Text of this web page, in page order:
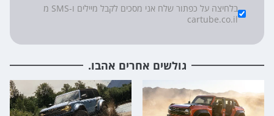
Checkboxes
*
בלחיצה על כפתור שלח אני מסכים לקבל מיילים ו-SMS מ
cartube.co.il
גולשים אחרים אהבו.